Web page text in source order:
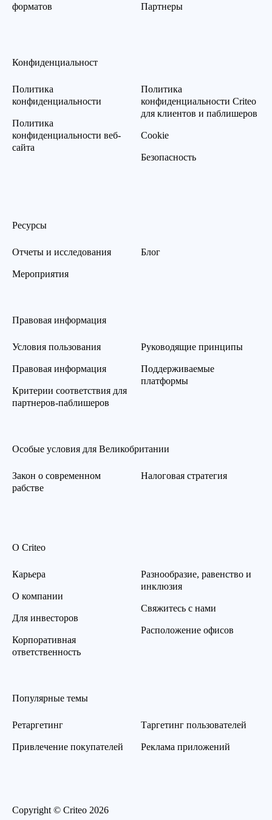
форматов
Партнеры
Конфиденциальност
Политика
конфиденциальности
Политика
конфиденциальности веб-
сайта
Политика
конфиденциальности Criteo
для клиентов и паблишеров
Cookie
Безопасность
Ресурсы
Отчеты и исследования
Мероприятия
Блог
Правовая информация
Условия пользования
Правовая информация
Критерии соответствия для
партнеров-паблишеров
Руководящие принципы
Поддерживаемые
платформы
Особые условия для Великобритании
Закон о современном
рабстве
Налоговая стратегия
О Criteo
Карьера
О компании
Для инвесторов
Корпоративная
ответственность
Разнообразие, равенство и
инклюзия
Свяжитесь с нами
Расположение офисов
Популярные темы
Ретаргетинг
Привлечение покупателей
Таргетинг пользователей
Реклама приложений
Copyright © Criteo 2026